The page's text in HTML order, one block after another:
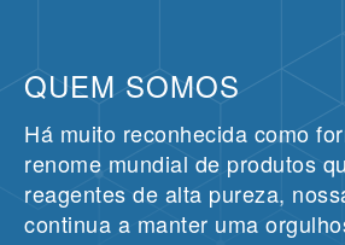
QUEM SOMOS
Há muito reconhecida como
renome mundial de produtos
reagentes de alta pureza,
continua a manter uma